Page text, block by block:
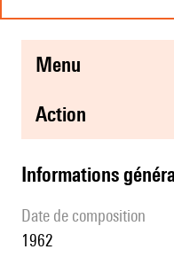
menu
action
informations
date de composition
1962